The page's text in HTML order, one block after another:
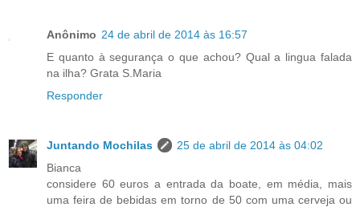
Anônimo 24 de abril de 2014 às 16:57
E quanto à segurança o que achou? Qual a lingua falada
na ilha? Grata S.Maria
Responder
Juntando Mochilas
25 de abril de 2014 às 04:02
Bianca
considere 60 euros a entrada da boate, em média, mais
uma feira de bebidas em torno de 50 com uma cerveja ou